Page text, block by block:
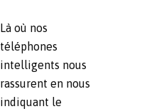
Là où nos
téléphones
intelligents nous
rassurent en nous
indiquant le